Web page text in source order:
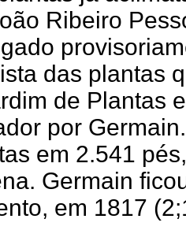
Ribeiro
das plantas
de Plantas
por
em 2.541
Germain
em 1817